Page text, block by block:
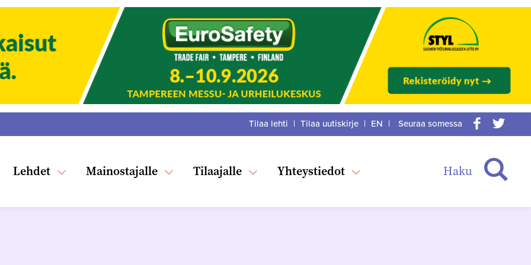
Lehdet Mainostajalle Tilaajalle Yhteystiedot Haku
Tilaa lehti | Tilaa uutiskirje | EN |
Seuraa somessa
:Facebook
Twitter